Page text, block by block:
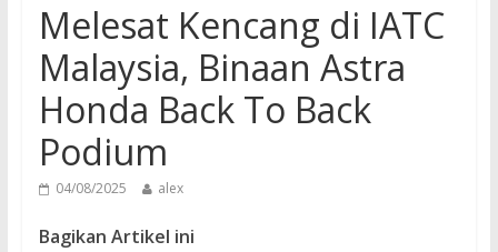
Melesat Kencang di IATC
Malaysia, Binaan Astra
Honda Back To Back
Podium
04/08/2025 alex
Bagikan Artikel ini